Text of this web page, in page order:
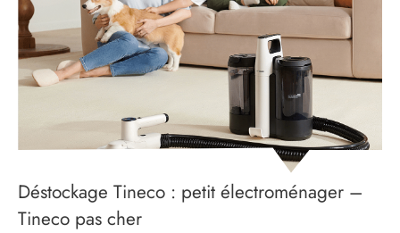
Déstockage Tineco : petit électroménager –
Tineco pas cher